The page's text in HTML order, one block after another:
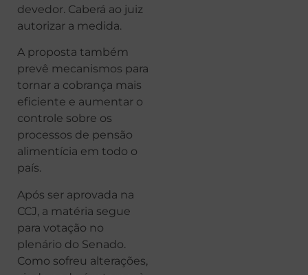
devedor. Caberá ao juiz
autorizar a medida.
A proposta também
prevê mecanismos para
tornar a cobrança mais
eficiente e aumentar o
controle sobre os
processos de pensão
alimentícia em todo o
país.
Após ser aprovada na
CCJ, a matéria segue
para votação no
plenário do Senado.
Como sofreu alterações,